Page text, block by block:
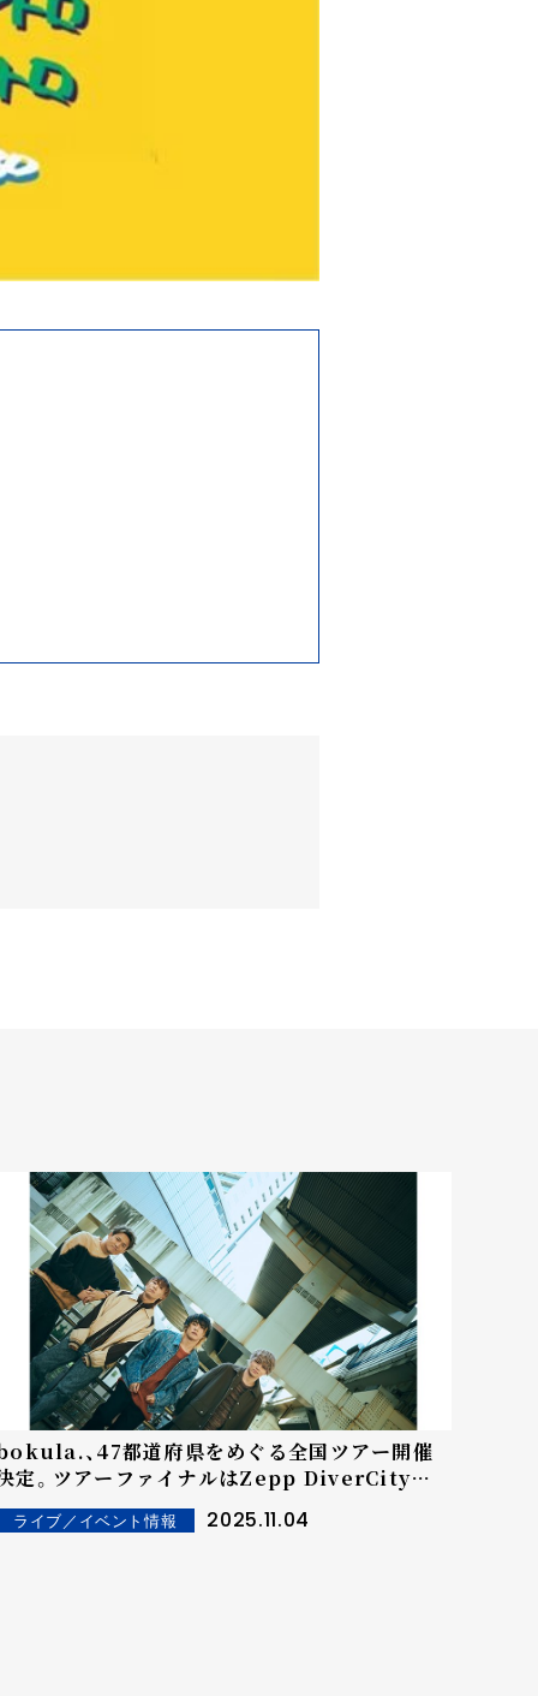
、47都道府県をめぐる全国ツアー開催
定。ツアーファイナルはZepp DiverCityワ
マン
ライブ／イベント情報 2025.11.04